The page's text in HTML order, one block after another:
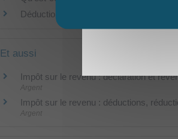
Déduction, réduction, crédit d'impôt sur
Et aussi
Impôt sur le revenu : déclaration et
Argent
Impôt sur le revenu : déductions,
Argent